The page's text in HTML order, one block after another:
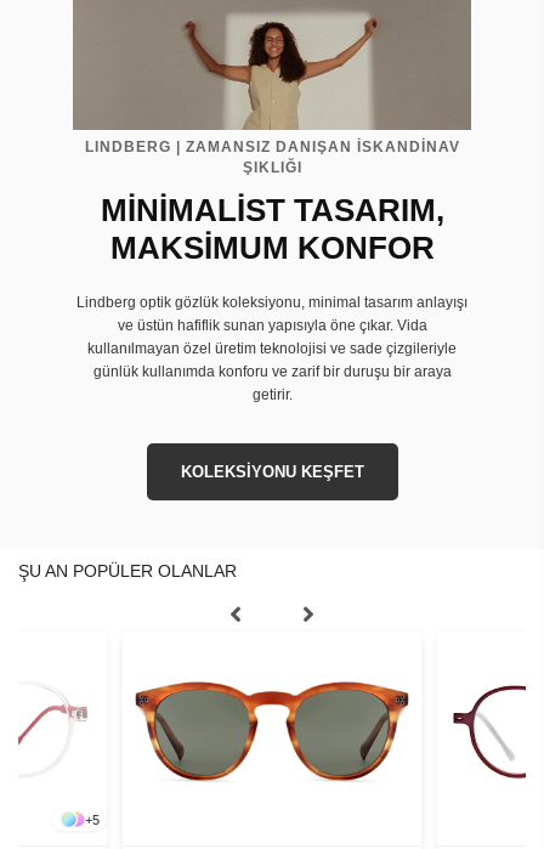
LINDBERG | ZAMANSIZ DANIŞAN İSKANDİNAV
ŞIKLIĞI
MİNİMALİST TASARIM,
MAKSİMUM KONFOR
Lindberg optik gözlük koleksiyonu, minimal tasarım anlayışı
ve üstün hafiflik sunan yapısıyla öne çıkar. Vida
kullanılmayan özel üretim teknolojisi ve sade çizgileriyle
günlük kullanımda konforu ve zarif bir duruşu bir araya
getirir.
KOLEKSİYONU KEŞFET
ŞU AN POPÜLER OLANLAR
+5